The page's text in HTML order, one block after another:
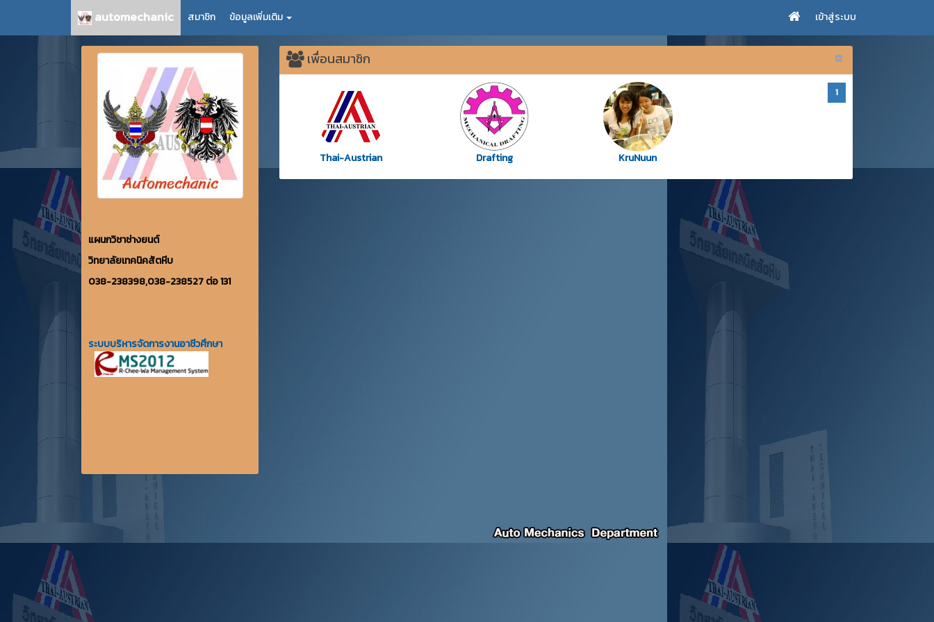
automechanic สมาชิก ข้อมูลเพิ่มเติม เข้าสู่ระบบ
แผนกวิชาช่างยนต์
วิทยาลัยเทคนิคสัตหีบ
038-238398,038-238527 ต่อ 131
ระบบบริหารจัดการงานอาชีวศึกษา
เพื่อนสมาชิก
Thai-Austrian Drafting KruNuun
1